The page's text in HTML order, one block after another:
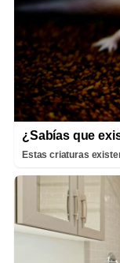
¿Sabías que
Estas criaturas